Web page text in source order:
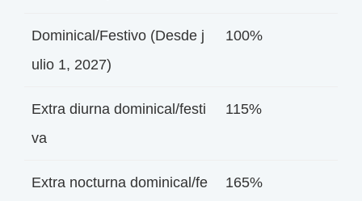
Dominical/Festivo (Desde j
ulio 1, 2027)
100%
Extra diurna dominical/festi
va
115%
Extra nocturna dominical/fe
165%